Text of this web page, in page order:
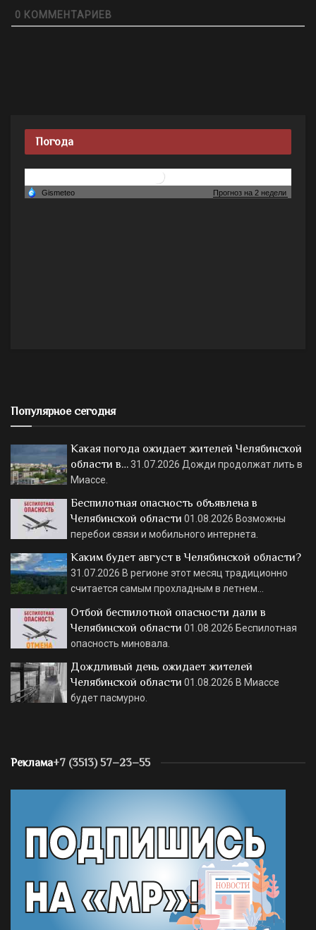
0 КОММЕНТАРИЕВ
Погода
Популярное сегодня
Какая погода ожидает жителей Челябинской
области в…31.07.2026 Дожди продолжат лить в
Миассе.
Беспилотная опасность объявлена в
Челябинской области 01.08.2026 Возможны
перебои связи и мобильного интернета.
Каким будет август в Челябинской области?
31.07.2026 В регионе этот месяц традиционно
считается самым прохладным в летнем…
Отбой беспилотной опасности дали в
Челябинской области 01.08.2026 Беспилотная
опасность миновала.
Дождливый день ожидает жителей
Челябинской области 01.08.2026 В Миассе
будет пасмурно.
Реклама+7 (3513) 57–23–55